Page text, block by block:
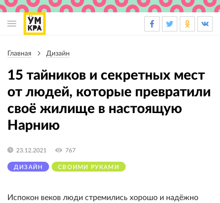
навигации
Главная Дизайн
15 тайников и секретных мест
от людей, которые превратили
своё жилище в настоящую
Нарнию
ДИЗАЙН СВОИМИ РУКАМИ
23.12.2021 767
Испокон веков люди стремились хорошо и надёжно